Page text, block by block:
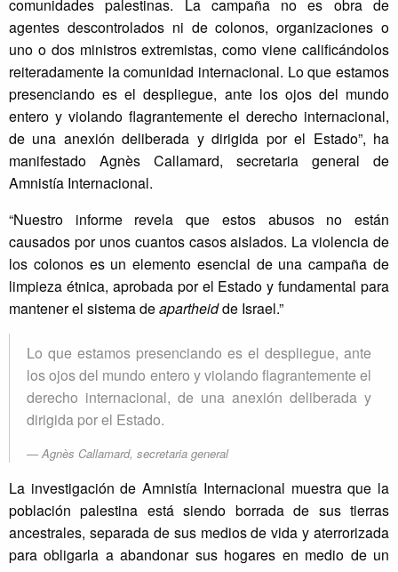
comunidades palestinas. La campaña no es obra de
agentes descontrolados ni de colonos, organizaciones o
uno o dos ministros extremistas, como viene calificándolos
reiteradamente la comunidad internacional. Lo que estamos
presenciando es el despliegue, ante los ojos del mundo
entero y violando flagrantemente el derecho internacional,
de una anexión deliberada y dirigida por el Estado”, ha
manifestado Agnès Callamard, secretaria general de
Amnistía Internacional.
“Nuestro informe revela que estos abusos no están
causados por unos cuantos casos aislados. La violencia de
los colonos es un elemento esencial de una campaña de
limpieza étnica, aprobada por el Estado y fundamental para
mantener el sistema deapartheidde Israel.”
Lo que estamos presenciando es el despliegue, ante
los ojos del mundo entero y violando flagrantemente el
derecho internacional, de una anexión deliberada y
dirigida por el Estado.
Agnès Callamard, secretaria general
La investigación de Amnistía Internacional muestra que la
población palestina está siendo borrada de sus tierras
ancestrales, separada de sus medios de vida y aterrorizada
para obligarla a abandonar sus hogares en medio de un